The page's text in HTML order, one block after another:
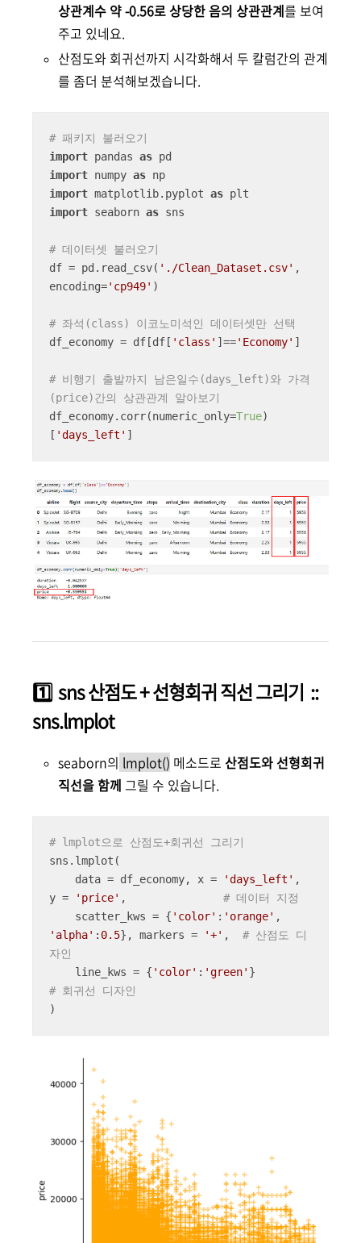
상관계수 약 -0.56로 상당한 음의 상관관계를 보여
주고 있네요.
산점도와 회귀선까지 시각화해서 두 칼럼간의 관계
를 좀더 분석해보겠습니다.
# 패키지 불러오기
import pandas as
import numpy as
import matplotlib.pyplot as
import seaborn as sns
# 데이터셋 불러오기
df = pd.read_csv( './Clean_Dataset.csv' ,
encoding='cp949' )
# 좌석(class) 이코노미석인 데이터셋만 선택
df_economy = df[df[ 'class' ]=='Economy' ]
# 비행기 출발까지 남은일수(days_left)와 가격
(price)간의 상관관계 알아보기
df_economy.corr(numeric_only=True)
[ 'days_left' ]
1️⃣ sns 산점도 + 선형회귀 직선 그리기 ::
sns.lmplot
seaborn의 lmplot() 메소드로 산점도와 선형회귀
직선을 함께 그릴 수 있습니다.
# lmplot으로 산점도+회귀선 그리기
sns.lmplot(
    data = df_economy, x =
'days_left' ,
y =
'price' , # 데이터 지정
    scatter_kws = {
'color' : 'orange'
'alpha' : 0.5}, markers = '+' , # 산점도 디
자인
    line_kws = {
'color' : 'green'
# 회귀선 디자인
)